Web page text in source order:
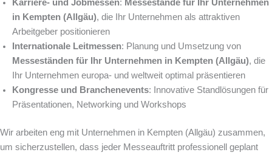
Karriere- und Jobmessen: Messestände für Ihr Unternehmen
in Kempten (Allgäu), die Ihr Unternehmen als attraktiven
Arbeitgeber positionieren
Internationale Leitmessen: Planung und Umsetzung von
Messeständen für Ihr Unternehmen in Kempten (Allgäu), die
Ihr Unternehmen europa- und weltweit optimal präsentieren
Kongresse und Branchenevents: Innovative Standlösungen für
Präsentationen, Networking und Workshops
Wir arbeiten eng mit Unternehmen in Kempten (Allgäu) zusammen,
um sicherzustellen, dass jeder Messeauftritt professionell geplant